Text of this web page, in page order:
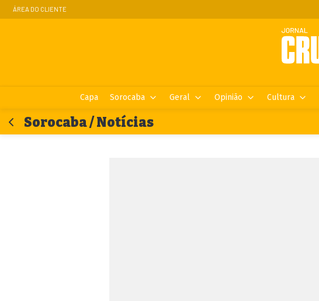
ÁREA DO CLIENTE
Capa Sorocaba Geral Opinião Cultura
Sorocaba / Notícias